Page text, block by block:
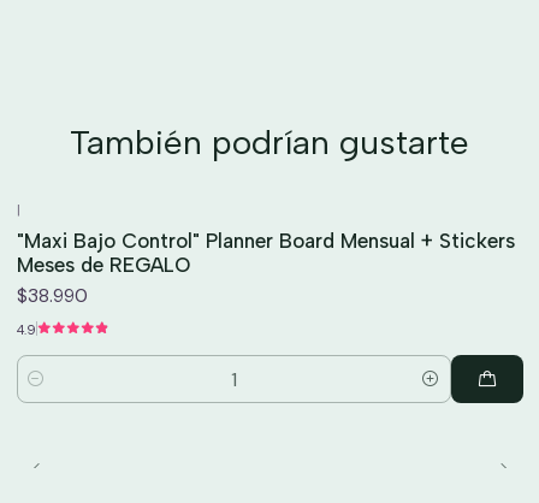
También podrían gustarte
|
"Maxi Bajo Control" Planner Board Mensual + Stickers
Meses de REGALO
$38.990
4.9
Cantidad